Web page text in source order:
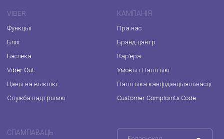
VIBER
Функцыі
Блог
Бяспека
Viber Out
Цэны на выклікі
Служба падтрымкі
КАМПАНІЯ
Пра нас
Брэнд-цэнтр
Кар'ера
Умовы і Палітыкі
Палітыка канфідэнцыяльнасці
Customer Complaints Code
СПАМПАВАЦЬ